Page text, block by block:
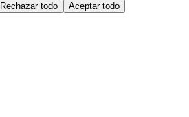
Rechazar todo Aceptar todo